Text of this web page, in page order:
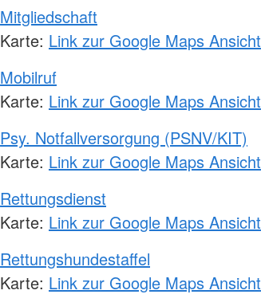
Mitgliedschaft
Karte: Link zur Google Maps Ansicht
Mobilruf
Karte: Link zur Google Maps Ansicht
Psy. Notfallversorgung (PSNV/KIT)
Karte: Link zur Google Maps Ansicht
Rettungsdienst
Karte: Link zur Google Maps Ansicht
Rettungshundestaffel
Karte: Link zur Google Maps Ansicht